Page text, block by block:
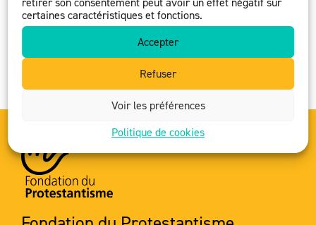
certaines caractéristiques et fonctions.
Accepter
Refuser
Voir les préférences
Politique de cookies
un projet de construction pour la réalisation de huit
logements à vocation sociale en lien avec la Foncière
d’habitat et humanisme. L’inauguration de cet
ensemble immobilier a eu lieu en […]